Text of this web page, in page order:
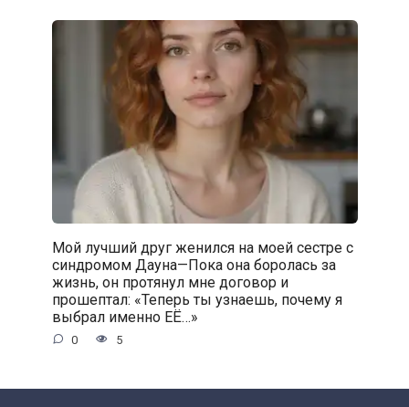
Мой лучший друг женился на моей сестре с
синдромом Дауна—Пока она боролась за
жизнь, он протянул мне договор и
прошептал: «Теперь ты узнаешь, почему я
выбрал именно ЕЁ…»
0 5